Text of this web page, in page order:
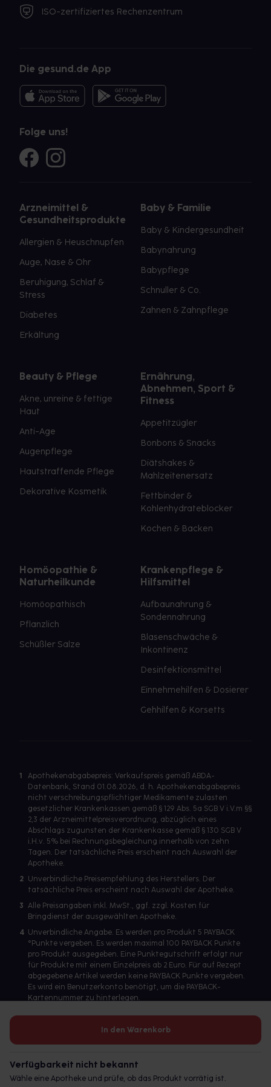
In den Warenkorb
Verfügbarkeit nicht bekannt
Wähle eine Apotheke und prüfe, ob das Produkt vorrätig ist.
ISO-zertifiziertes Rechenzentrum
Die gesund.de App
Folge uns!
Arzneimittel &
Gesundheitsprodukte
Allergien & Heuschnupfen
Auge, Nase & Ohr
Beruhigung, Schlaf &
Stress
Diabetes
Erkältung
Baby & Familie
Baby & Kindergesundheit
Babynahrung
Babypflege
Schnuller & Co.
Zahnen & Zahnpflege
Beauty & Pflege
Akne, unreine & fettige
Haut
Anti-Age
Augenpflege
Hautstraffende Pflege
Dekorative Kosmetik
Ernährung,
Abnehmen, Sport &
Fitness
Appetitzügler
Bonbons & Snacks
Diätshakes &
Mahlzeitenersatz
Fettbinder &
Kohlenhydrateblocker
Kochen & Backen
Homöopathie &
Naturheilkunde
Homöopathisch
Pflanzlich
Schüßler Salze
Krankenpflege &
Hilfsmittel
Aufbaunahrung &
Sondennahrung
Blasenschwäche &
Inkontinenz
Desinfektionsmittel
Einnehmehilfen & Dosierer
Gehhilfen & Korsetts
1
Apothekenabgabepreis: Verkaufspreis gemäß ABDA-
Datenbank, Stand 01.08.2026, d. h. Apothekenabgabepreis
nicht verschreibungspflichtiger Medikamente zulasten
gesetzlicher Krankenkassen gemäß § 129 Abs. 5a SGB V i.V.m §§
2,3 der Arzneimittelpreisverordnung, abzüglich eines
Abschlags zugunsten der Krankenkasse gemäß § 130 SGB V
i.H.v. 5% bei Rechnungsbegleichung innerhalb von zehn
Tagen. Der tatsächliche Preis erscheint nach Auswahl der
Apotheke.
2 Unverbindliche Preisempfehlung des Herstellers. Der
tatsächliche Preis erscheint nach Auswahl der Apotheke.
3 Alle Preisangaben inkl. MwSt., ggf. zzgl. Kosten für
Bringdienst der ausgewählten Apotheke.
4 Unverbindliche Angabe. Es werden pro Produkt 5 PAYBACK
°Punkte vergeben. Es werden maximal 100 PAYBACK Punkte
pro Produkt ausgegeben. Eine Punktegutschrift erfolgt nur
für Produkte mit einem Einzelpreis ab 2 Euro. Für auf Rezept
abgegebene Artikel werden keine PAYBACK Punkte vergeben.
Es wird ein Benutzerkonto benötigt, um die PAYBACK-
Kartennummer zu hinterlegen.
Betreiber des Portals und verantwortlich: gesund.de GmbH &
© 2026 gesund.de GmbH & Co. KG